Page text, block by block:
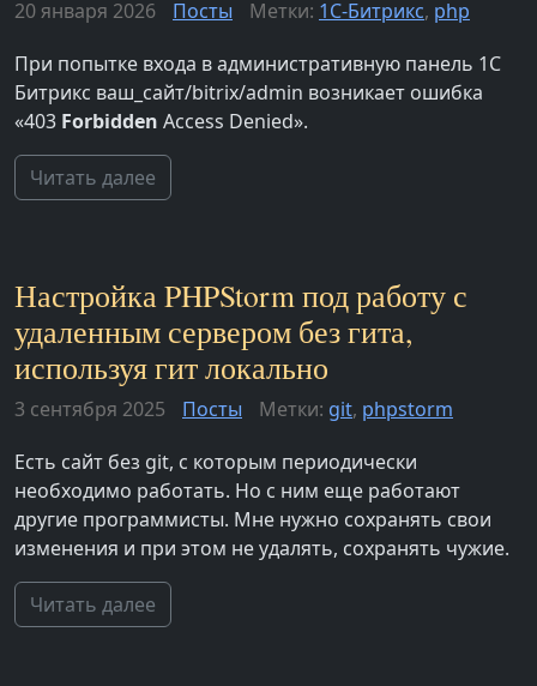
20 января 2026 Посты Метки: 1С-Битрикс, php
При попытке входа в административную панель 1С
Битрикс ваш_сайт/bitrix/admin возникает ошибка
«403 Forbidden Access Denied».
Читать далее
Настройка PHPStorm под работу с
удаленным сервером без гита,
используя гит локально
3 сентября 2025 Посты Метки: git, phpstorm
Есть сайт без git, с которым периодически
необходимо работать. Но с ним еще работают
другие программисты. Мне нужно сохранять свои
изменения и при этом не удалять, сохранять чужие.
Читать далее